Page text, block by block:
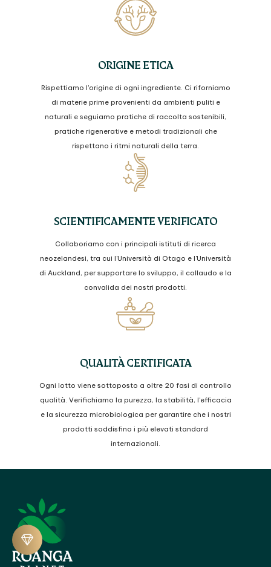
ORIGINE ETICA
Rispettiamo l'origine di ogni ingrediente. Ci riforniamo
di materie prime provenienti da ambienti puliti e
naturali e seguiamo pratiche di raccolta sostenibili,
pratiche rigenerative e metodi tradizionali che
rispettano i ritmi naturali della terra.
SCIENTIFICAMENTE VERIFICATO
Collaboriamo con i principali istituti di ricerca
neozelandesi, tra cui l'Università di Otago e l'Università
di Auckland, per supportare lo sviluppo, il collaudo e la
convalida dei nostri prodotti.
QUALITÀ CERTIFICATA
Ogni lotto viene sottoposto a oltre 20 fasi di controllo
qualità. Verifichiamo la purezza, la stabilità, l'efficacia
e la sicurezza microbiologica per garantire che i nostri
prodotti soddisfino i più elevati standard
internazionali.